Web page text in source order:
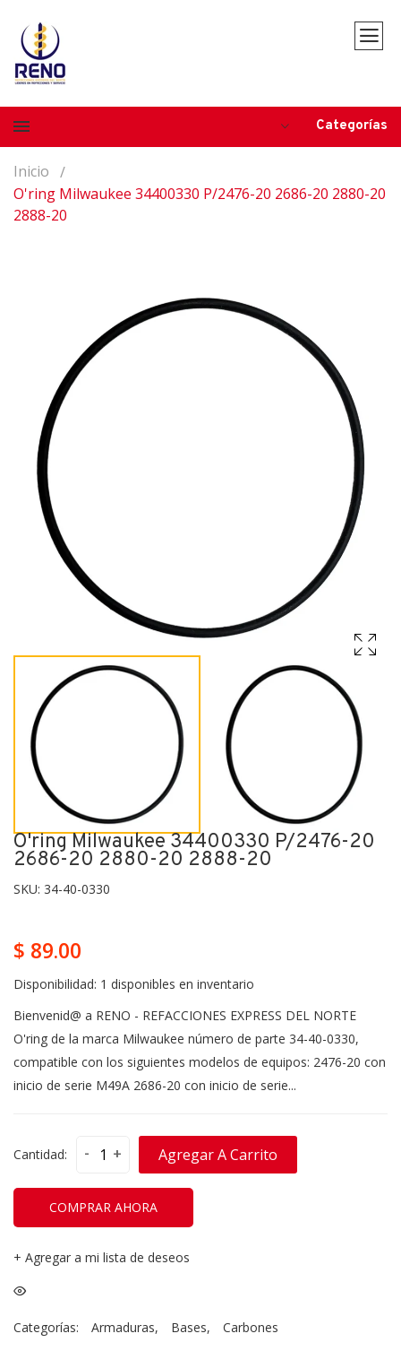
Categorías
Inicio
O'ring Milwaukee 34400330 P/2476-20 2686-20 2880-20
2888-20
O'ring Milwaukee 34400330 P/2476-20
2686-20 2880-20 2888-20
SKU: 34-40-0330
$ 89.00
Disponibilidad: 1 disponibles en inventario
Bienvenid@ a RENO - REFACCIONES EXPRESS DEL NORTE
O'ring de la marca Milwaukee número de parte 34-40-0330,
compatible con los siguientes modelos de equipos: 2476-20 con
inicio de serie M49A 2686-20 con inicio de serie...
Cantidad: - + Agregar A Carrito
COMPRAR AHORA
+ Agregar a mi lista de deseos
Categorías: Armaduras, Bases,
Carbones